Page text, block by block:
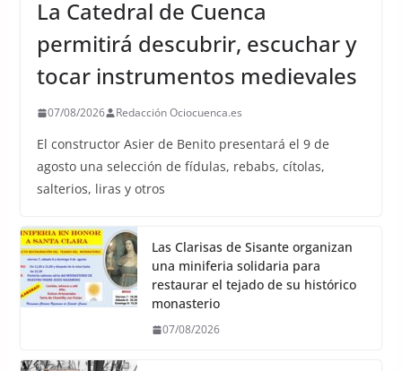
La Catedral de Cuenca
permitirá descubrir, escuchar y
tocar instrumentos medievales
07/08/2026 Redacción Ociocuenca.es
El constructor Asier de Benito presentará el 9 de
agosto una selección de fídulas, rebabs, cítolas,
salterios, liras y otros
Las Clarisas de Sisante organizan
una miniferia solidaria para
restaurar el tejado de su histórico
monasterio
07/08/2026